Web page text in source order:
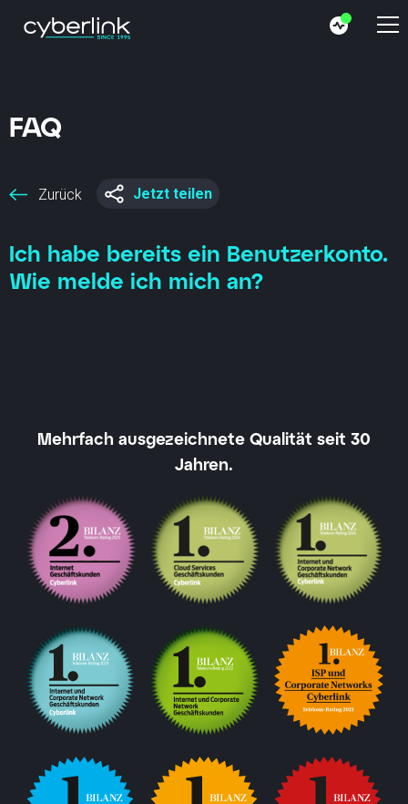
FAQ
Zurück Jetzt teilen
Ich habe bereits ein Benutzerkonto.
Wie melde ich mich an?
Mehrfach ausgezeichnete Qualität seit 30
Jahren.